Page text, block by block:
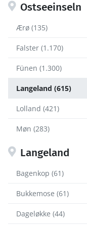
Ostseeinseln
Ærø (135)
Falster (1.170)
Fünen (1.300)
Langeland (615)
Lolland (421)
Møn (283)
Langeland
Bagenkop (61)
Bukkemose (61)
Dageløkke (44)